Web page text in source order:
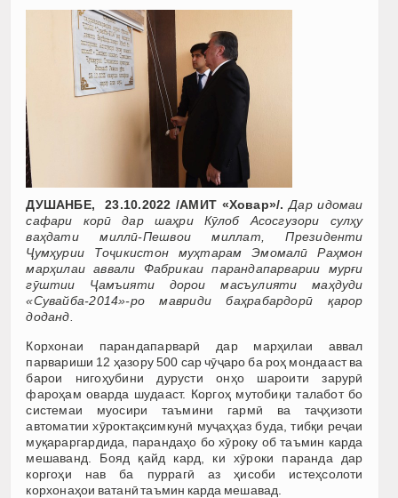
ДУШАНБЕ, 23.10.2022 /АМИТ «Ховар»/. Дар идомаи
сафари корӣ дар шаҳри Кӯлоб Асосгузори сулҳу
ваҳдати миллӣ-Пешвои миллат, Президенти
Ҷумҳурии Тоҷикистон муҳтарам Эмомалӣ Раҳмон
марҳилаи аввали Фабрикаи парандапарварии мурғи
гӯштии Ҷамъияти дорои масъулияти маҳдуди
«Сувайба-2014»-ро мавриди баҳрабардорӣ қарор
доданд.
Корхонаи парандапарварӣ дар марҳилаи аввал
парвариши 12 ҳазору 500 сар чӯҷаро ба роҳ мондааст ва
барои нигоҳубини дурусти онҳо шароити зарурӣ
фароҳам оварда шудааст. Коргоҳ мутобиқи талабот бо
системаи муосири таъмини гармӣ ва таҷҳизоти
автоматии хӯроктақсимкунӣ муҷаҳҳаз буда, тибқи реҷаи
муқараргардида, парандаҳо бо хӯроку об таъмин карда
мешаванд. Бояд қайд кард, ки хӯроки паранда дар
коргоҳи нав ба пуррагӣ аз ҳисоби истеҳсолоти
корхонаҳои ватанӣ таъмин карда мешавад.